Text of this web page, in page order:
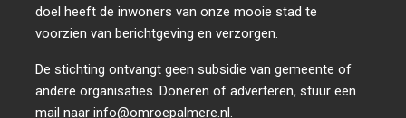
doel heeft de inwoners van onze mooie stad te
voorzien van berichtgeving en verzorgen.
De stichting ontvangt geen subsidie van gemeente of
andere organisaties. Doneren of adverteren, stuur een
mail naarinfo@omroepalmere.nl.